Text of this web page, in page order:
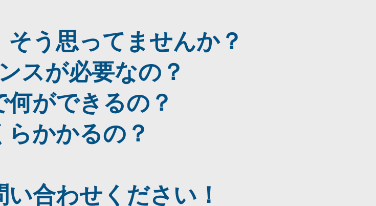
う思ってませんか？
スが必要なの？
何ができるの？
らかかるの？
合わせください！